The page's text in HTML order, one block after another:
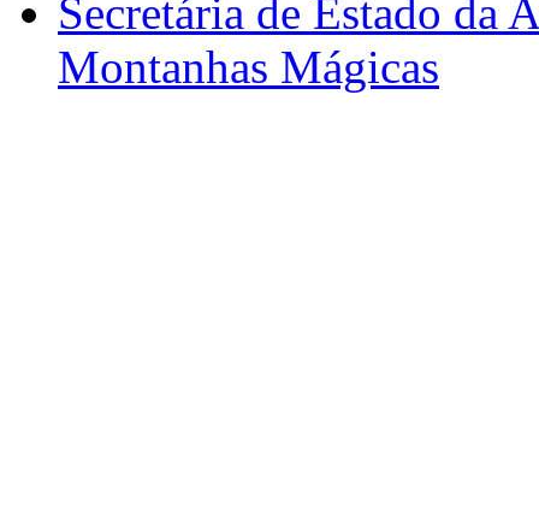
Secretária de Estado da
Montanhas Mágicas